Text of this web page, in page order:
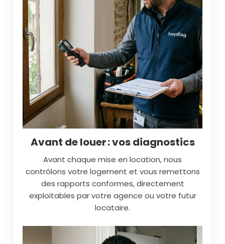
Avant de louer : vos diagnostics
Avant chaque mise en location, nous
contrôlons votre logement et vous remettons
des rapports conformes, directement
exploitables par votre agence ou votre futur
locataire.